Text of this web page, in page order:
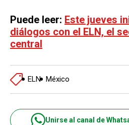
Puede leer: Este jueves
diálogos con el ELN, el
central
ELN México
Unirse al canal de